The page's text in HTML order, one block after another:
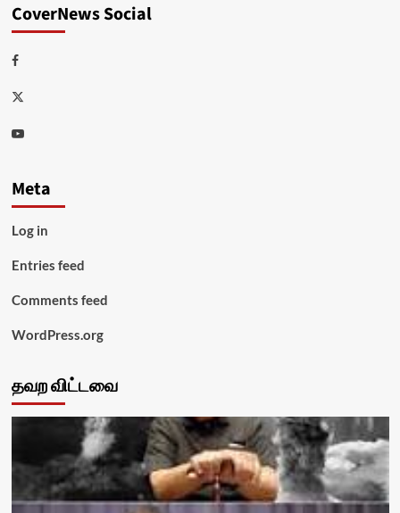
CoverNews Social
Facebook
Twitter
Youtube
Meta
Log in
Entries feed
Comments feed
WordPress.org
தவற விட்டவை